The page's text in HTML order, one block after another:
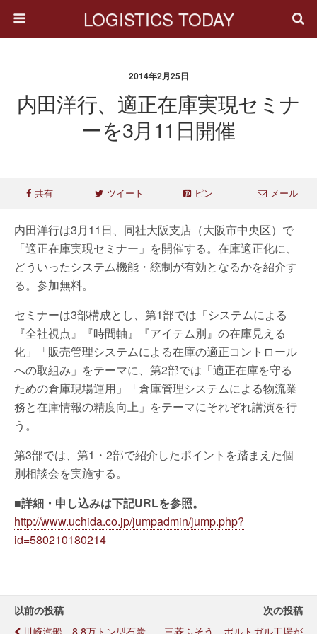
LOGISTICS TODAY
2014年2月25日
内田洋行、適正在庫実現セミナ
ーを3月11日開催
共有 ツイート ピン メール
内田洋行は3月11日、同社大阪支店（大阪市中央区）で
「適正在庫実現セミナー」を開催する。在庫適正化に、
どういったシステム機能・統制が有効となるかを紹介す
る。参加無料。
セミナーは3部構成とし、第1部では「システムによる
『全社視点』『時間軸』『アイテム別』の在庫見える
化」「販売管理システムによる在庫の適正コントロール
への取組み」をテーマに、第2部では「適正在庫を守る
ための倉庫現場運用」「倉庫管理システムによる物流業
務と在庫情報の精度向上」をテーマにそれぞれ講演を行
う。
第3部では、第1・2部で紹介したポイントを踏まえた個
別相談会を実施する。
■詳細・申し込みは下記URLを参照。
http://www.uchida.co.jp/jumpadmin/jump.php?
id=580210180214
以前の投稿
川崎汽船、8.8万トン型石炭
次の投稿
三菱ふそう、ポルトガル工場が